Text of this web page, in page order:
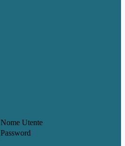
Nome Utente
Password